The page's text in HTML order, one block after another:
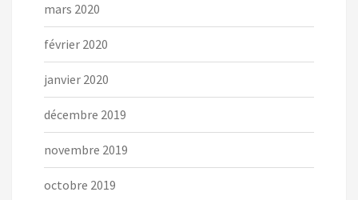
mars 2020
février 2020
janvier 2020
décembre 2019
novembre 2019
octobre 2019